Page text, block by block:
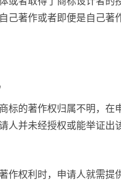
己著作或者即便是自己
标的著作权归属不明，
人并未经授权或能举证出
作权利时，申请人就需